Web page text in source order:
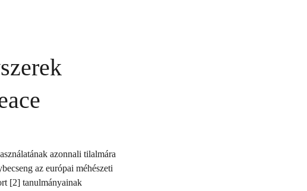
azonnali tilalmára
az európai méhészeti
[2] tanulmányainak